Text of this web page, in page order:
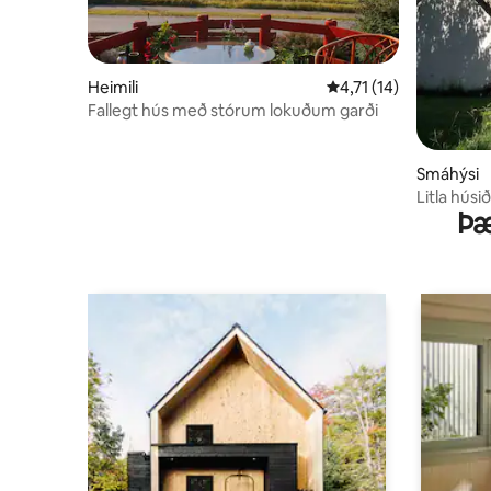
Heimili 4,71 af 5 í
4,71 (14)
Fallegt hús með stórum lokuðum garði
Smáhýsi
Litla